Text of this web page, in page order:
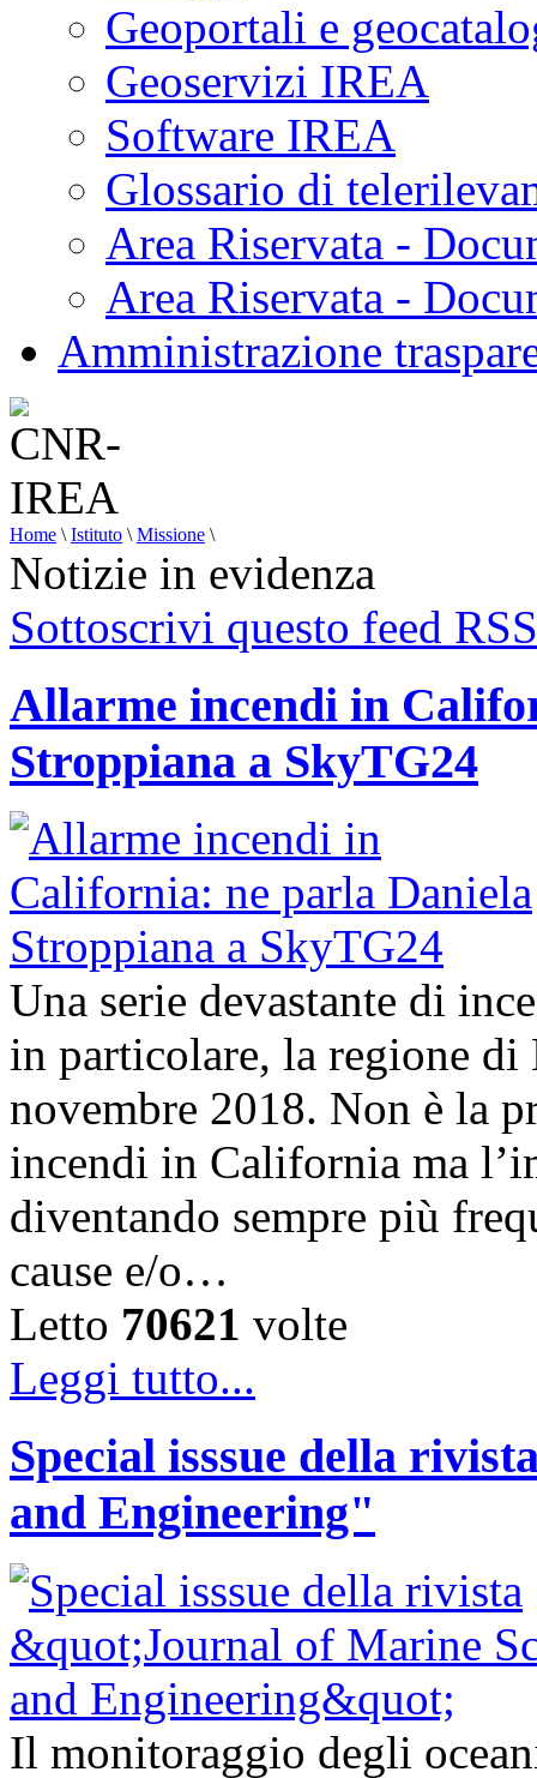
Geoportali e
Geoservizi IREA
Software IREA
Glossario di
Area Riservata -
Area Riservata -
Amministrazione
Home \ Istituto \ Missione \
Notizie in evidenza
Sottoscrivi questo feed RSS
Allarme incendi in
Stroppiana a SkyTG24
Una serie devastante di
in particolare, la regione di
novembre 2018. Non è la
incendi in California ma
diventando sempre più
cause e/o…
Letto 70621 volte
Leggi tutto...
Special isssue della
and Engineering"
Il monitoraggio degli